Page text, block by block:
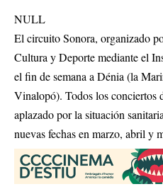
NULL
El circuito Sonora, organizado
Cultura y Deporte mediante el
el fin de semana a Dénia (la
Vinalopó). Todos los conciertos
aplazado por la situación
nuevas fechas en marzo, abril y